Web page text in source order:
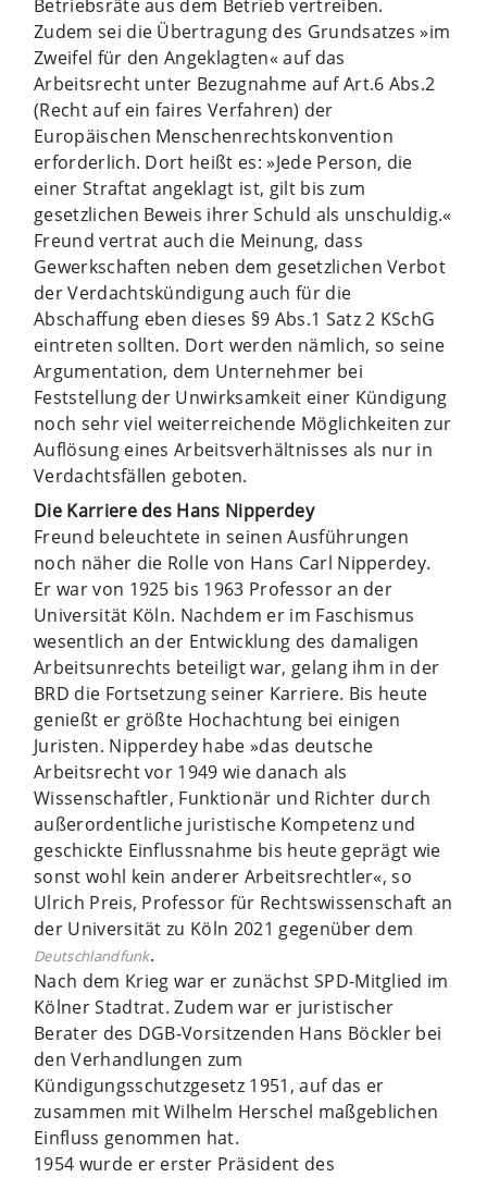
Betriebsräte aus dem Betrieb vertreiben.
Zudem sei die Übertragung des Grundsatzes »im
Zweifel für den Angeklagten« auf das
Arbeitsrecht unter Bezugnahme auf Art.6 Abs.2
(Recht auf ein faires Verfahren) der
Europäischen Menschenrechtskonvention
erforderlich. Dort heißt es: »Jede Person, die
einer Straftat angeklagt ist, gilt bis zum
gesetzlichen Beweis ihrer Schuld als unschuldig.«
Freund vertrat auch die Meinung, dass
Gewerkschaften neben dem gesetzlichen Verbot
der Verdachtskündigung auch für die
Abschaffung eben dieses §9 Abs.1 Satz 2 KSchG
eintreten sollten. Dort werden nämlich, so seine
Argumentation, dem Unternehmer bei
Feststellung der Unwirksamkeit einer Kündigung
noch sehr viel weiterreichende Möglichkeiten zur
Auflösung eines Arbeitsverhältnisses als nur in
Verdachtsfällen geboten.
Die Karriere des Hans Nipperdey
Freund beleuchtete in seinen Ausführungen
noch näher die Rolle von Hans Carl Nipperdey.
Er war von 1925 bis 1963 Professor an der
Universität Köln. Nachdem er im Faschismus
wesentlich an der Entwicklung des damaligen
Arbeitsunrechts beteiligt war, gelang ihm in der
BRD die Fortsetzung seiner Karriere. Bis heute
genießt er größte Hochachtung bei einigen
Juristen. Nipperdey habe »das deutsche
Arbeitsrecht vor 1949 wie danach als
Wissenschaftler, Funktionär und Richter durch
außerordentliche juristische Kompetenz und
geschickte Einflussnahme bis heute geprägt wie
sonst wohl kein anderer Arbeitsrechtler«, so
Ulrich Preis, Professor für Rechtswissenschaft an
der Universität zu Köln 2021 gegenüber dem
Deutschlandfunk.
Nach dem Krieg war er zunächst SPD-Mitglied im
Kölner Stadtrat. Zudem war er juristischer
Berater des DGB-Vorsitzenden Hans Böckler bei
den Verhandlungen zum
Kündigungsschutzgesetz 1951, auf das er
zusammen mit Wilhelm Herschel maßgeblichen
Einfluss genommen hat.
1954 wurde er erster Präsident des